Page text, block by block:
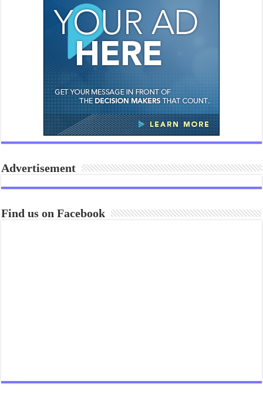
Advertisement
Find us on Facebook